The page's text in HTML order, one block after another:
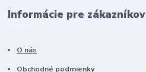
Informácie pre zákazníkov
O nás
Obchodné podmienky